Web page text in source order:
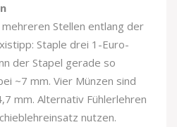
Stellen entlang der
Staple drei 1-Euro-
der Stapel gerade so
~7 mm. Vier Münzen sind
mm. Alternativ Fühlerlehren
nutzen.